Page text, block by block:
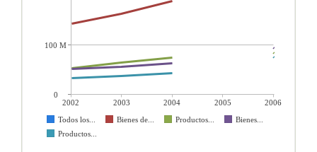
2002 2003 2004 2005
2006
Todos los...
Bienes de... Productos...
Bienes...
Productos...
100 M
0